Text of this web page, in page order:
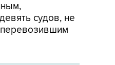
судов, не